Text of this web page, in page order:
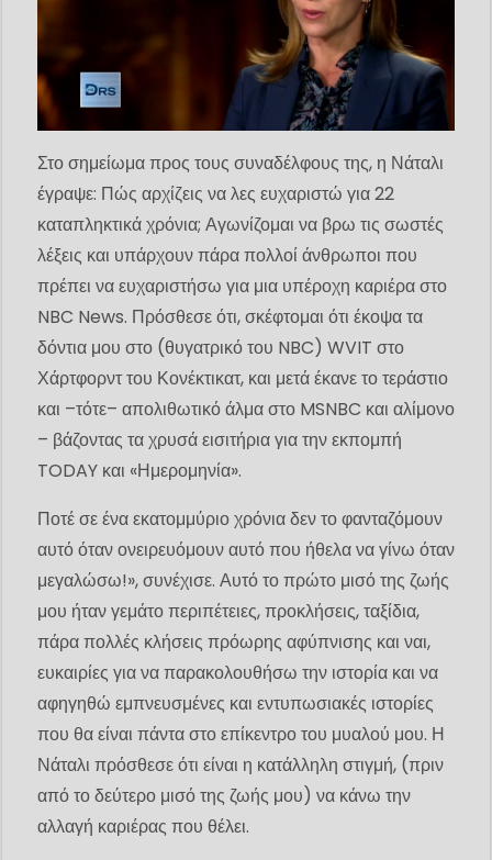
Στο σημείωμα προς τους συναδέλφους της, η Νάταλι
έγραψε: Πώς αρχίζεις να λες ευχαριστώ για 22
καταπληκτικά χρόνια; Αγωνίζομαι να βρω τις σωστές
λέξεις και υπάρχουν πάρα πολλοί άνθρωποι που
πρέπει να ευχαριστήσω για μια υπέροχη καριέρα στο
NBC News. Πρόσθεσε ότι, σκέφτομαι ότι έκοψα τα
δόντια μου στο (θυγατρικό του NBC) WVIT στο
Χάρτφορντ του Κονέκτικατ, και μετά έκανε το τεράστιο
και –τότε– απολιθωτικό άλμα στο MSNBC και αλίμονο
– βάζοντας τα χρυσά εισιτήρια για την εκπομπή
TODAY και «Ημερομηνία».
Ποτέ σε ένα εκατομμύριο χρόνια δεν το φανταζόμουν
αυτό όταν ονειρευόμουν αυτό που ήθελα να γίνω όταν
μεγαλώσω!», συνέχισε. Αυτό το πρώτο μισό της ζωής
μου ήταν γεμάτο περιπέτειες, προκλήσεις, ταξίδια,
πάρα πολλές κλήσεις πρόωρης αφύπνισης και ναι,
ευκαιρίες για να παρακολουθήσω την ιστορία και να
αφηγηθώ εμπνευσμένες και εντυπωσιακές ιστορίες
που θα είναι πάντα στο επίκεντρο του μυαλού μου. Η
Νάταλι πρόσθεσε ότι είναι η κατάλληλη στιγμή, (πριν
από το δεύτερο μισό της ζωής μου) να κάνω την
αλλαγή καριέρας που θέλει.